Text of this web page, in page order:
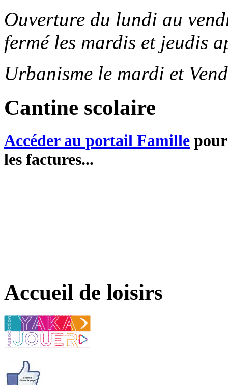
Ouverture du lundi au
fermé les mardis et jeudis
Urbanisme le mardi et
Cantine scolaire
Accéder au portail Famille
les factures...
Accueil de loisirs